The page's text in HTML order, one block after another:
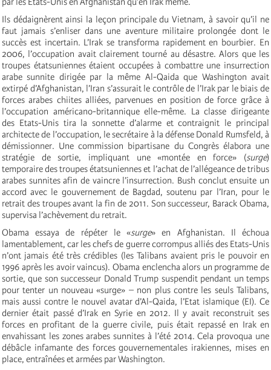
Ils dédaignèrent ainsi la leçon principale du Vietnam, à savoir qu’il ne
faut jamais s’enliser dans une aventure militaire prolongée dont le
succès est incertain. L’Irak se transforma rapidement en bourbier. En
2006, l’occupation avait clairement tourné au désastre. Alors que les
troupes étatsuniennes étaient occupées à combattre une insurrection
arabe sunnite dirigée par la même Al-Qaida que Washington avait
extirpé d’Afghanistan, l’Iran s’assurait le contrôle de l’Irak par le biais de
forces arabes chiites alliées, parvenues en position de force grâce à
l’occupation américano-britannique elle-même. La classe dirigeante
des Etats-Unis tira la sonnette d’alarme et contraignit le principal
architecte de l’occupation, le secrétaire à la défense Donald Rumsfeld, à
démissionner. Une commission bipartisane du Congrès élabora une
stratégie de sortie, impliquant une «montée en force» (surge)
temporaire des troupes étatsuniennes et l’achat de l’allégeance de tribus
arabes sunnites afin de vaincre l’insurrection. Bush conclut ensuite un
accord avec le gouvernement de Bagdad, soutenu par l’Iran, pour le
retrait des troupes avant la fin de 2011. Son successeur, Barack Obama,
supervisa l’achèvement du retrait.
Obama essaya de répéter le «surge» en Afghanistan. Il échoua
lamentablement, car les chefs de guerre corrompus alliés des Etats-Unis
n’ont jamais été très crédibles (les Talibans avaient pris le pouvoir en
1996 après les avoir vaincus). Obama enclencha alors un programme de
sortie, que son successeur Donald Trump suspendit pendant un temps
pour tenter un nouveau «surge» – non plus contre les seuls Talibans,
mais aussi contre le nouvel avatar d’Al-Qaida, l’Etat islamique (EI). Ce
dernier était passé d’Irak en Syrie en 2012. Il y avait reconstruit ses
forces en profitant de la guerre civile, puis était repassé en Irak en
envahissant les zones arabes sunnites à l’été 2014. Cela provoqua une
débâcle infamante des forces gouvernementales irakiennes, mises en
place, entraînées et armées par Washington.